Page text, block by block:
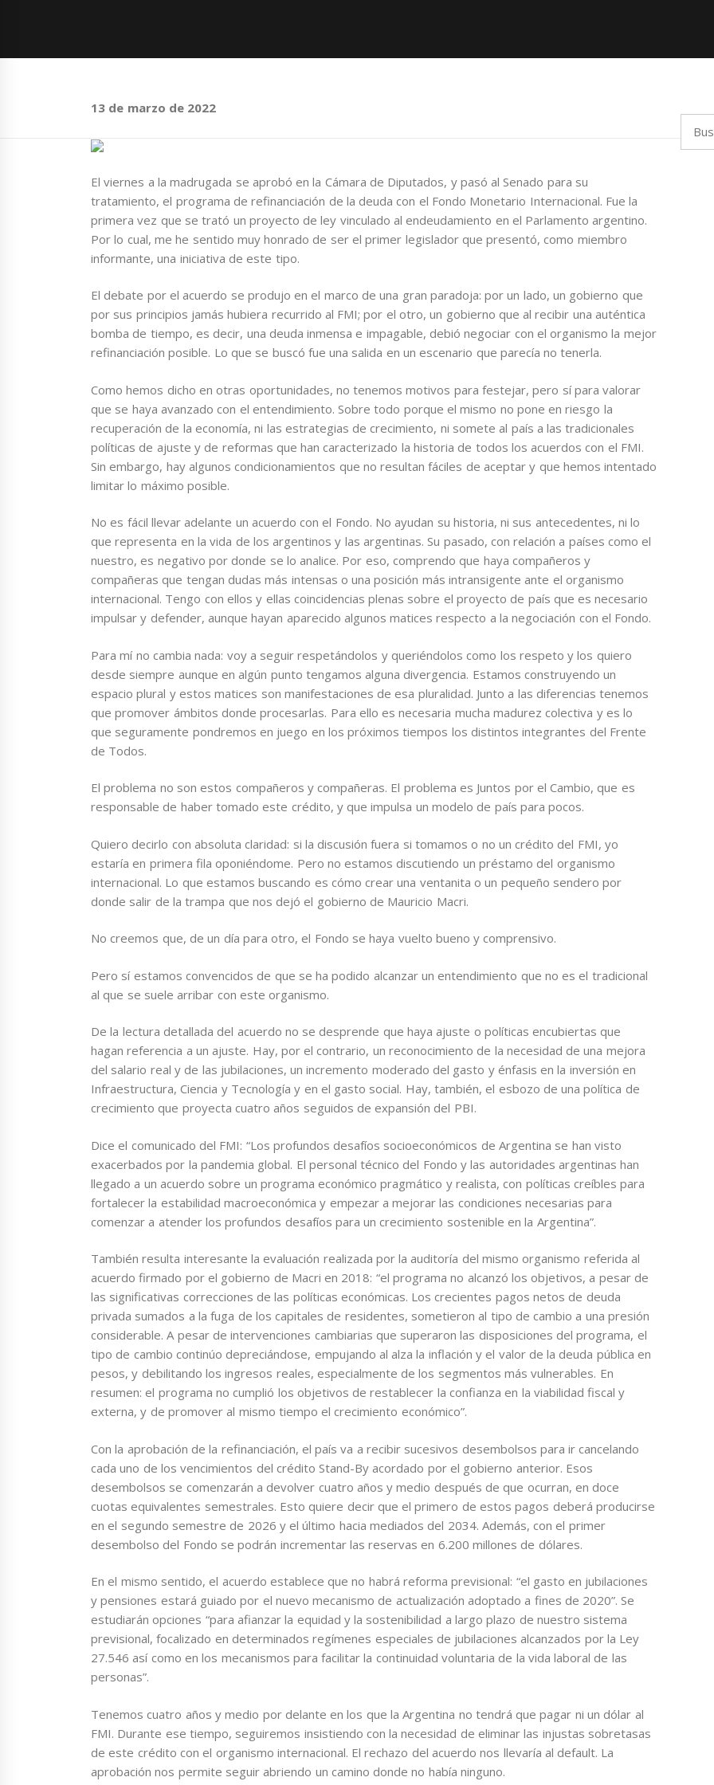
13 de marzo de 2022
El viernes a la madrugada se aprobó en la Cámara de Diputados, y pasó al Senado para su
tratamiento, el programa de refinanciación de la deuda con el Fondo Monetario Internacional. Fue la
primera vez que se trató un proyecto de ley vinculado al endeudamiento en el Parlamento argentino.
Por lo cual, me he sentido muy honrado de ser el primer legislador que presentó, como miembro
informante, una iniciativa de este tipo.
El debate por el acuerdo se produjo en el marco de una gran paradoja: por un lado, un gobierno que
por sus principios jamás hubiera recurrido al FMI; por el otro, un gobierno que al recibir una auténtica
bomba de tiempo, es decir, una deuda inmensa e impagable, debió negociar con el organismo la mejor
refinanciación posible. Lo que se buscó fue una salida en un escenario que parecía no tenerla.
Como hemos dicho en otras oportunidades, no tenemos motivos para festejar, pero sí para valorar
que se haya avanzado con el entendimiento. Sobre todo porque el mismo no pone en riesgo la
recuperación de la economía, ni las estrategias de crecimiento, ni somete al país a las tradicionales
políticas de ajuste y de reformas que han caracterizado la historia de todos los acuerdos con el FMI.
Sin embargo, hay algunos condicionamientos que no resultan fáciles de aceptar y que hemos intentado
limitar lo máximo posible.
No es fácil llevar adelante un acuerdo con el Fondo. No ayudan su historia, ni sus antecedentes, ni lo
que representa en la vida de los argentinos y las argentinas. Su pasado, con relación a países como el
nuestro, es negativo por donde se lo analice. Por eso, comprendo que haya compañeros y
compañeras que tengan dudas más intensas o una posición más intransigente ante el organismo
internacional. Tengo con ellos y ellas coincidencias plenas sobre el proyecto de país que es necesario
impulsar y defender, aunque hayan aparecido algunos matices respecto a la negociación con el Fondo.
Para mí no cambia nada: voy a seguir respetándolos y queriéndolos como los respeto y los quiero
desde siempre aunque en algún punto tengamos alguna divergencia. Estamos construyendo un
espacio plural y estos matices son manifestaciones de esa pluralidad. Junto a las diferencias tenemos
que promover ámbitos donde procesarlas. Para ello es necesaria mucha madurez colectiva y es lo
que seguramente pondremos en juego en los próximos tiempos los distintos integrantes del Frente
de Todos.
El problema no son estos compañeros y compañeras. El problema es Juntos por el Cambio, que es
responsable de haber tomado este crédito, y que impulsa un modelo de país para pocos.
Quiero decirlo con absoluta claridad: si la discusión fuera si tomamos o no un crédito del FMI, yo
estaría en primera fila oponiéndome. Pero no estamos discutiendo un préstamo del organismo
internacional. Lo que estamos buscando es cómo crear una ventanita o un pequeño sendero por
donde salir de la trampa que nos dejó el gobierno de Mauricio Macri.
No creemos que, de un día para otro, el Fondo se haya vuelto bueno y comprensivo.
Pero sí estamos convencidos de que se ha podido alcanzar un entendimiento que no es el tradicional
al que se suele arribar con este organismo.
De la lectura detallada del acuerdo no se desprende que haya ajuste o políticas encubiertas que
hagan referencia a un ajuste. Hay, por el contrario, un reconocimiento de la necesidad de una mejora
del salario real y de las jubilaciones, un incremento moderado del gasto y énfasis en la inversión en
Infraestructura, Ciencia y Tecnología y en el gasto social. Hay, también, el esbozo de una política de
crecimiento que proyecta cuatro años seguidos de expansión del PBI.
Dice el comunicado del FMI: “Los profundos desafíos socioeconómicos de Argentina se han visto
exacerbados por la pandemia global. El personal técnico del Fondo y las autoridades argentinas han
llegado a un acuerdo sobre un programa económico pragmático y realista, con políticas creíbles para
fortalecer la estabilidad macroeconómica y empezar a mejorar las condiciones necesarias para
comenzar a atender los profundos desafíos para un crecimiento sostenible en la Argentina”.
También resulta interesante la evaluación realizada por la auditoría del mismo organismo referida al
acuerdo firmado por el gobierno de Macri en 2018: “el programa no alcanzó los objetivos, a pesar de
las significativas correcciones de las políticas económicas. Los crecientes pagos netos de deuda
privada sumados a la fuga de los capitales de residentes, sometieron al tipo de cambio a una presión
considerable. A pesar de intervenciones cambiarias que superaron las disposiciones del programa, el
tipo de cambio continúo depreciándose, empujando al alza la inflación y el valor de la deuda pública en
pesos, y debilitando los ingresos reales, especialmente de los segmentos más vulnerables. En
resumen: el programa no cumplió los objetivos de restablecer la confianza en la viabilidad fiscal y
externa, y de promover al mismo tiempo el crecimiento económico”.
Con la aprobación de la refinanciación, el país va a recibir sucesivos desembolsos para ir cancelando
cada uno de los vencimientos del crédito Stand-By acordado por el gobierno anterior. Esos
desembolsos se comenzarán a devolver cuatro años y medio después de que ocurran, en doce
cuotas equivalentes semestrales. Esto quiere decir que el primero de estos pagos deberá producirse
en el segundo semestre de 2026 y el último hacia mediados del 2034. Además, con el primer
desembolso del Fondo se podrán incrementar las reservas en 6.200 millones de dólares.
En el mismo sentido, el acuerdo establece que no habrá reforma previsional: “el gasto en jubilaciones
y pensiones estará guiado por el nuevo mecanismo de actualización adoptado a fines de 2020”. Se
estudiarán opciones “para afianzar la equidad y la sostenibilidad a largo plazo de nuestro sistema
previsional, focalizado en determinados regímenes especiales de jubilaciones alcanzados por la Ley
27.546 así como en los mecanismos para facilitar la continuidad voluntaria de la vida laboral de las
personas”.
Tenemos cuatro años y medio por delante en los que la Argentina no tendrá que pagar ni un dólar al
FMI. Durante ese tiempo, seguiremos insistiendo con la necesidad de eliminar las injustas sobretasas
de este crédito con el organismo internacional. El rechazo del acuerdo nos llevaría al default. La
aprobación nos permite seguir abriendo un camino donde no había ninguno.